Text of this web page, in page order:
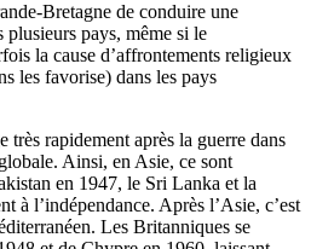
Bretagne de conduire une
pays, même si le
la cause d’affrontements religieux
les favorise) dans les pays
très rapidement après la guerre dans
Ainsi, en Asie, ce sont
en 1947, le Sri Lanka et la
à l’indépendance. Après l’Asie, c’est
Les Britanniques se